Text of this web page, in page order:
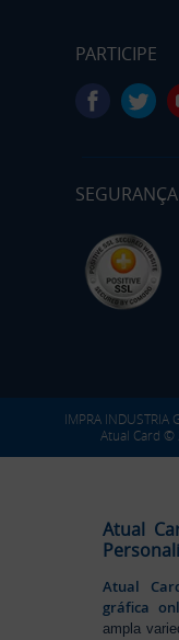
PARTICIPE
SEGURANÇA
IMPRA INDUSTRIA
Atual Card ©
Atual
Atual
gráfica
ampla